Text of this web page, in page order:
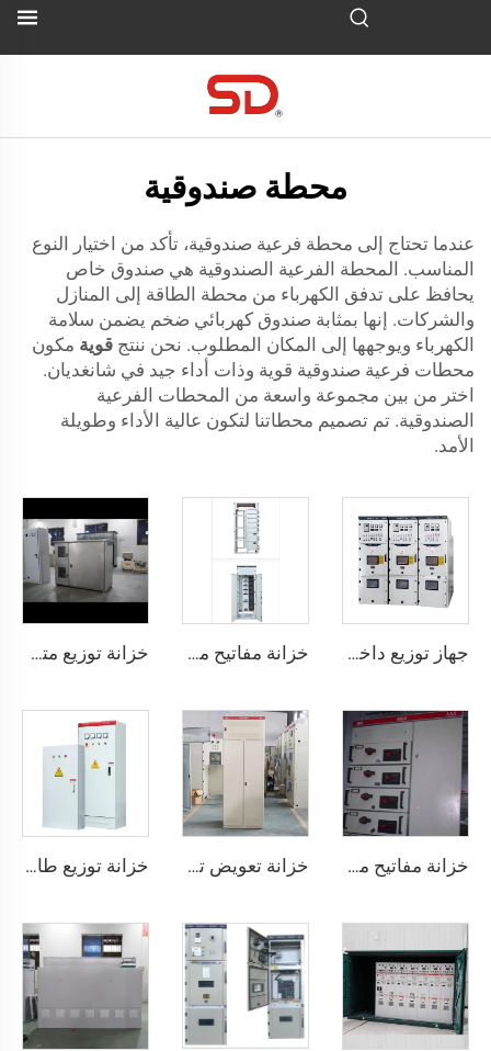
محطة صندوقية
عندما تحتاج إلى محطة فرعية صندوقية، تأكد من اختيار النوع
المناسب. المحطة الفرعية الصندوقية هي صندوق خاص
يحافظ على تدفق الكهرباء من محطة الطاقة إلى المنازل
والشركات. إنها بمثابة صندوق كهربائي ضخم يضمن سلامة
الكهرباء ويوجهها إلى المكان المطلوب. نحن ننتج قوية مكون
محطات فرعية صندوقية قوية وذات أداء جيد في شانغديان.
اختر من بين مجموعة واسعة من المحطات الفرعية
الصندوقية. تم تصميم محطاتنا لتكون عالية الأداء وطويلة
الأمد.
جهاز توزيع داخلي معزول بالمعدن وقابل للتحويل في المنتصف موديل KYN28A -12 (GZS1) خزانة مفاتيح منخفضة الجهد قابلة للسحب - GCK خزانة توزيع متعددة الوظائف لتحكم الطاقة في المصنع والمبني
خزانة مفاتيح منخفضة الجهد قابلة للسحب - MNS خزانة تعويض توفير الطاقة خزانة توزيع طاقة منخفضة نموذج XL-21